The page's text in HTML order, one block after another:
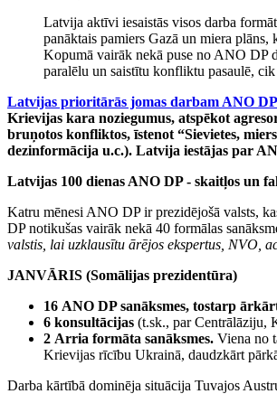
Latvija aktīvi iesaistās visos darba
panāktais pamiers Gazā un miera
Kopumā vairāk nekā puse no ANO DP
paralēlu un saistītu konfliktu pasaulē,
Latvijas prioritārās jomas darbam ANO DP
Krievijas kara noziegumus, atspēkot
bruņotos konfliktos, īstenot “Sievietes,
dezinformācija u.c.). Latvija iestājas par
Latvijas 100 dienas ANO DP - skaitļos un
Katru mēnesi ANO DP ir prezidējošā valsts,
DP notikušas vairāk nekā 40 formālas
valstis, lai uzklausītu ārējos ekspertus, NVO,
JANVĀRIS (Somālijas prezidentūra)
16 ANO DP sanāksmes, tostarp
6 konsultācijas (t.sk., par Centrālāziju,
2 Arria formāta sanāksmes. Viena no
Krievijas rīcību Ukrainā, daudzkārt
Darba kārtībā dominēja situācija Tuvajos